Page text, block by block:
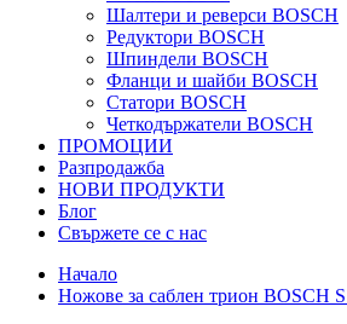
Шалтери и реверси BOSCH
Редуктори BOSCH
Шпиндели BOSCH
Фланци и шайби BOSCH
Статори BOSCH
Четкодържатели BOSCH
ПРОМОЦИИ
Разпродажба
НОВИ ПРОДУКТИ
Блог
Свържете се с нас
Начало
Ножове за саблен трион BOSCH